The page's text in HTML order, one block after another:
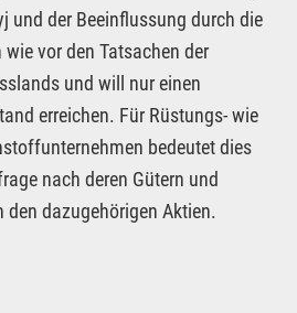
und der Beeinflussung durch die
vor den Tatsachen der
und will nur einen
erreichen. Für Rüstungs- wie
bedeutet dies
nach deren Gütern und
den dazugehörigen Aktien.